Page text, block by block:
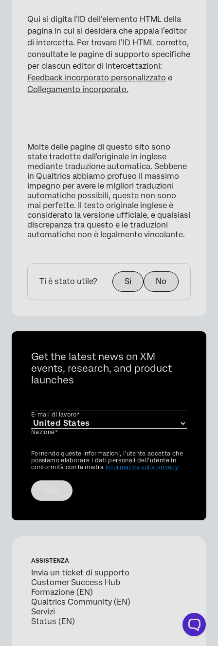
Qui si digita l’ID dell’elemento HTML della
pagina in cui si desidera che appaia l’editor
di intercetta. Per trovare l’ID HTML corretto,
consultate le pagine di supporto specifiche
per ciascun editor di intercettazioni:
Feedback incorporato personalizzato e
Collegamento incorporato.
Molte delle pagine di questo sito sono
state tradotte dall'originale in inglese
mediante traduzione automatica. Sebbene
in Qualtrics abbiamo profuso il massimo
impegno per avere le migliori traduzioni
automatiche possibili, queste non sono
mai perfette. Il testo originale inglese è
considerato la versione ufficiale, e qualsiasi
discrepanza tra questo e le traduzioni
automatiche non è legalmente vincolante.
Ti è stato utile? Sì No
Get the latest news on XM
events, research, and product
launches
E-mail di lavoro*
Nazione*
Privacy
Optin
Fornendo queste informazioni, l'utente accetta che
possiamo elaborare i dati personali dell'utente in
conformità con la nostra Informativa sulla privacy
ASSISTENZA
Invia un ticket di supporto
Customer Success Hub
Formazione (EN)
Qualtrics Community (EN)
Servizi
Status (EN)